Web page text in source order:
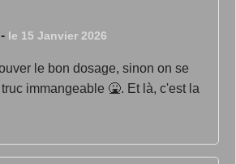
- le 15 Janvier 2026
le bon dosage, sinon on se
immangeable 🤮. Et là, c'est la